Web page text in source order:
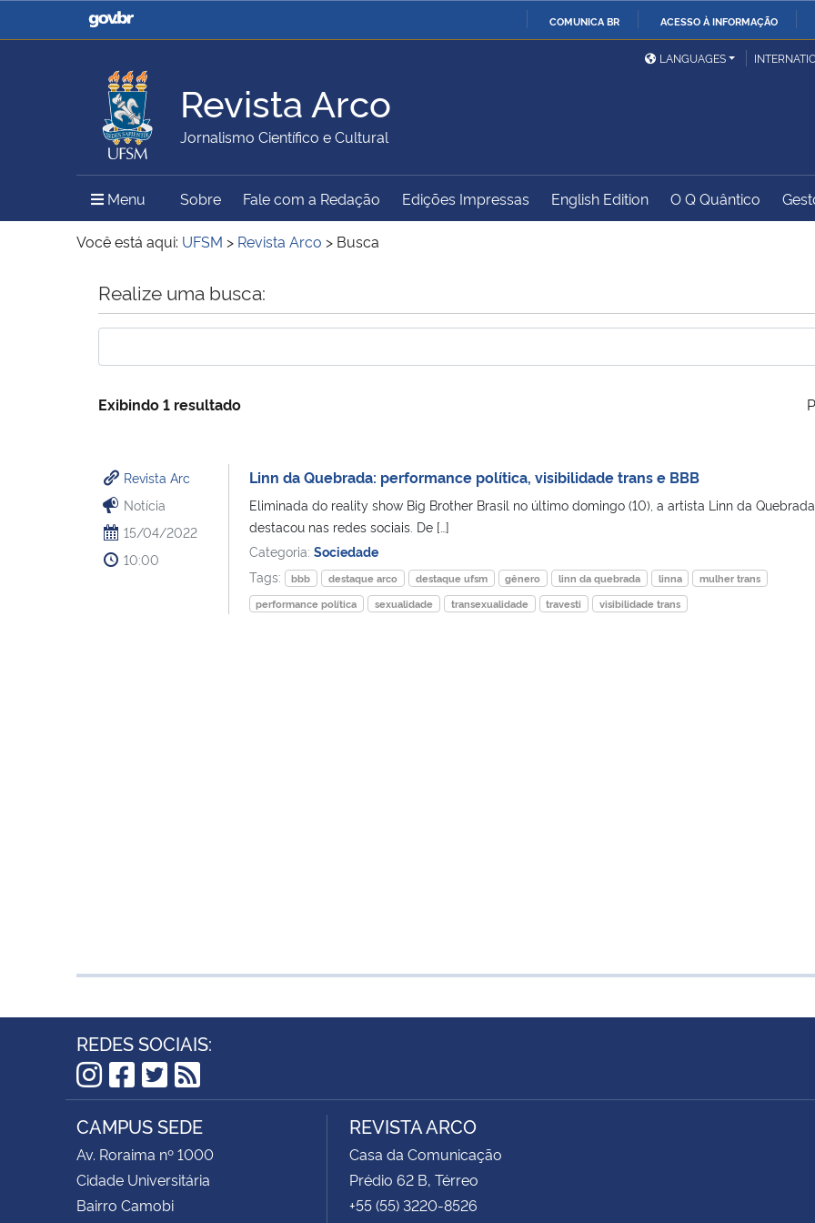
COMUNICA BR ACESSO À INFORMAÇÃO
Casa Civil
Ministério da Justiça e
Ministério da Defesa
Ministério das Relações
Exteriores
Ministério da Agricultura,
Pecuária e Abastecimento
Ministério da Educação
Ministério do Meio Ambiente Ministério do Turismo
Ministério do
Controladoria-Geral da
LANGUAGES
Revista Arco
Jornalismo Científico e Cultural
Menu Menu Principal do Sítio
Sobre Fale com a Redação Edições Impressas English Edition O Q Quântico
Você está aqui: UFSM > Revista Arco > Busca
Início do conteúdo
Realize uma busca:
Exibindo 1 resultado
Revista Arc
Notícia
15/04/2022
10:00
Linn da Quebrada: performance política, visibilidade trans e BBB
Eliminada do reality show Big Brother Brasil no último domingo (10), a artista Linn da
destacou nas redes sociais. De […]
Categoria: Sociedade
Tags:
bbb destaque arco destaque ufsm gênero linn da quebrada linna
mulher trans
performance política
sexualidade transexualidade travesti visibilidade trans
REDES SOCIAIS:
Instagram
Facebook
Twitter
RSS
CAMPUS SEDE
Av. Roraima nº 1000
Cidade Universitária
Bairro Camobi
REVISTA ARCO
Casa da Comunicação
Prédio 62 B, Térreo
+55 (55) 3220-8526